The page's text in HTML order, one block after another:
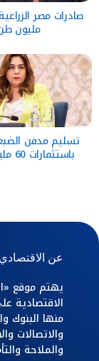
مليون
تسليم مدفن
باستثمارات 60 مليون جنيه
عن الاقتصادي
يهتم موقع
الاقتصادية
منها البنوك
والاتصالات
والملاحة